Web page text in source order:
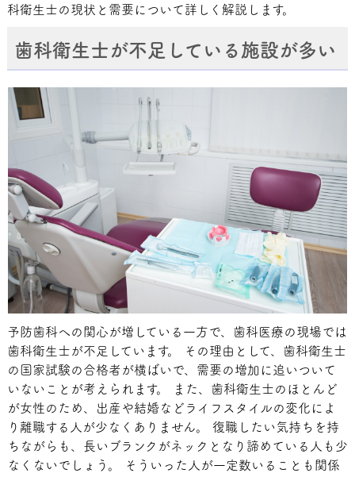
科衛生士の現状と需要について詳しく解説します。
歯科衛生士が不足している施設が多い
予防歯科への関心が増している一方で、歯科医療の現場では
歯科衛生士が不足しています。 その理由として、歯科衛生士
の国家試験の合格者が横ばいで、需要の増加に追いついて
いないことが考えられます。 また、歯科衛生士のほとんど
が女性のため、出産や結婚などライフスタイルの変化によ
り離職する人が少なくありません。 復職したい気持ちを持
ちながらも、長いブランクがネックとなり諦めている人も少
なくないでしょう。 そういった人が一定数いることも関係